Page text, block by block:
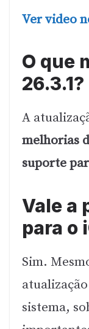
Ver video
O que
26.3.1?
A
melhorias
suporte
Vale a
para o
Sim.
sistema,